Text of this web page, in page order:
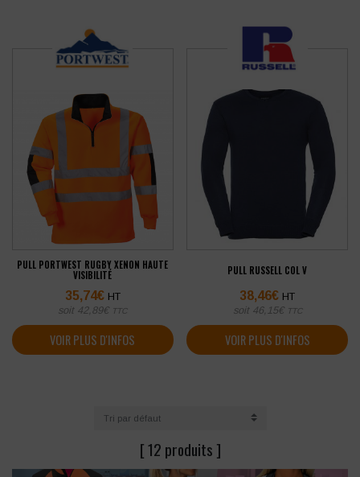
PULL PORTWEST RUGBY XENON HAUTE
VISIBILITÉ
35,74€ HT
soit 42,89€ TTC
VOIR PLUS D'INFOS
PULL RUSSELL COL V
38,46€ HT
soit 46,15€ TTC
VOIR PLUS D'INFOS
[ 12 produits ]